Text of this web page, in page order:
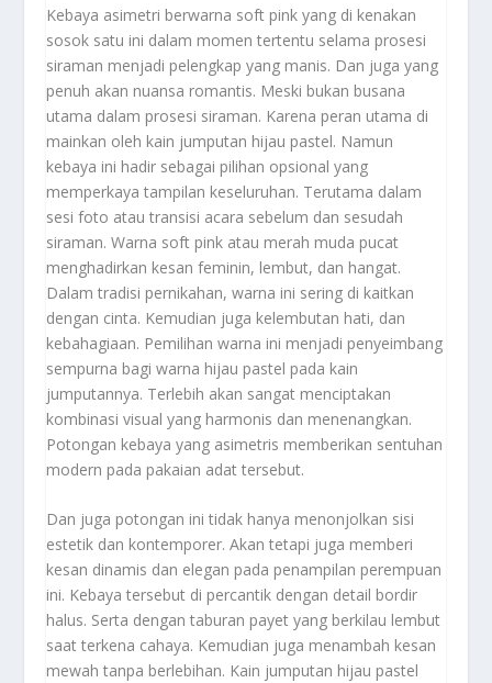
Kebaya asimetri berwarna soft pink yang di kenakan
sosok satu ini dalam momen tertentu selama prosesi
siraman menjadi pelengkap yang manis. Dan juga yang
penuh akan nuansa romantis. Meski bukan busana
utama dalam prosesi siraman. Karena peran utama di
mainkan oleh kain jumputan hijau pastel. Namun
kebaya ini hadir sebagai pilihan opsional yang
memperkaya tampilan keseluruhan. Terutama dalam
sesi foto atau transisi acara sebelum dan sesudah
siraman. Warna soft pink atau merah muda pucat
menghadirkan kesan feminin, lembut, dan hangat.
Dalam tradisi pernikahan, warna ini sering di kaitkan
dengan cinta. Kemudian juga kelembutan hati, dan
kebahagiaan. Pemilihan warna ini menjadi penyeimbang
sempurna bagi warna hijau pastel pada kain
jumputannya. Terlebih akan sangat menciptakan
kombinasi visual yang harmonis dan menenangkan.
Potongan kebaya yang asimetris memberikan sentuhan
modern pada pakaian adat tersebut.
Dan juga potongan ini tidak hanya menonjolkan sisi
estetik dan kontemporer. Akan tetapi juga memberi
kesan dinamis dan elegan pada penampilan perempuan
ini. Kebaya tersebut di percantik dengan detail bordir
halus. Serta dengan taburan payet yang berkilau lembut
saat terkena cahaya. Kemudian juga menambah kesan
mewah tanpa berlebihan. Kain jumputan hijau pastel